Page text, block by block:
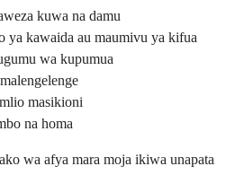
kuwa na damu
ya kawaida au maumivu ya kifua
wa kupumua
masikioni
na homa
wa afya mara moja ikiwa unapata